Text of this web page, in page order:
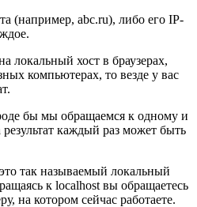
(например, abc.ru), либо его IP-
локальный хост в браузерах,
компьютерах, то везде у вас
бы мы обращаемся к одному и
каждый раз может быть
так называемый локальный
к localhost вы обращаетесь
на котором сейчас работаете.